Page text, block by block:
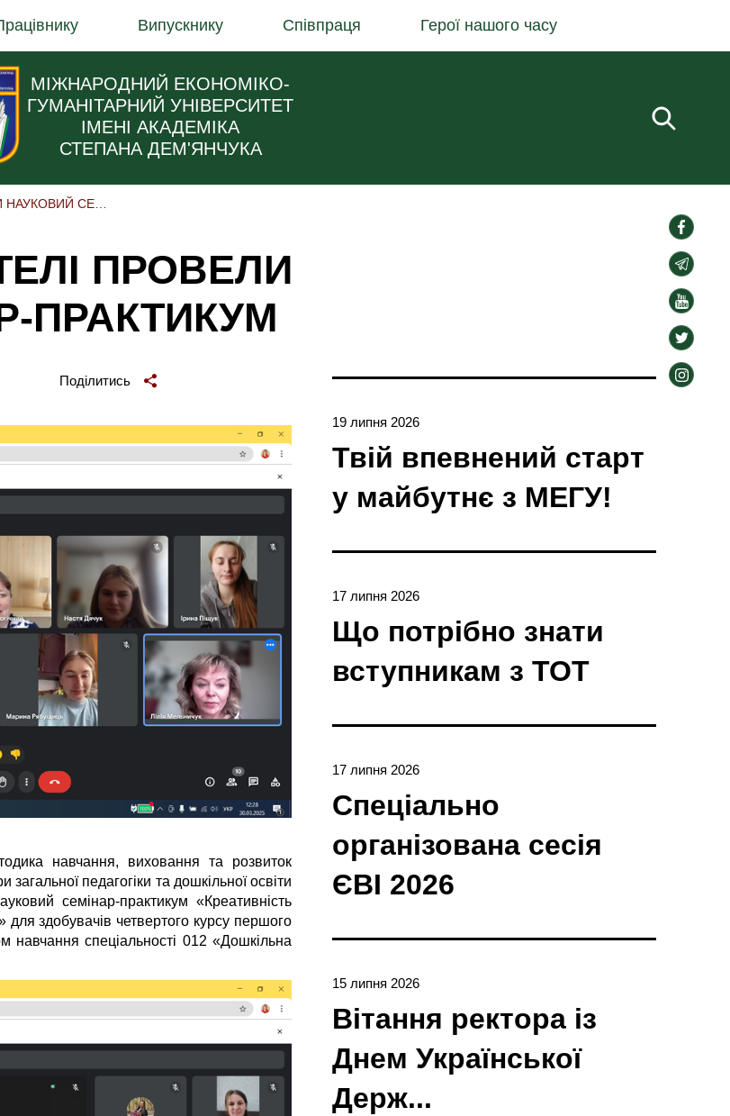
Випускнику Співпраця Герої нашого часу
МІЖНАРОДНИЙ ЕКОНОМІКО-
ГУМАНІТАРНИЙ УНІВЕРСИТЕТ
ІМЕНІ АКАДЕМІКА
СТЕПАНА ДЕМ'ЯНЧУКА
МАЙБУТНІ ВИХОВАТЕЛІ ПРОВЕЛИ НАУКОВИЙ СЕМІНАР-ПРАКТИКУМ
ПРОВЕЛИ
ПРАКТИКУМ
Поділитись
навчання, виховання та розвиток
педагогіки та дошкільної освіти
семінар-практикум «Креативність
здобувачів четвертого курсу першого
навчання спеціальності 012 «Дошкільна
social-
links
social-
links
social-
links
social-
links
social-
19 липня 2026
Твій впевнений старт
у майбутнє з МЕГУ!
17 липня 2026
Що потрібно знати
вступникам з ТОТ
17 липня 2026
Спеціально
організована сесія
ЄBI 2026
15 липня 2026
Вітання ректора із
Днем Української
Держ...